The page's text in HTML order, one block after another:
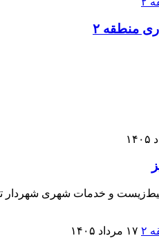
و خدمات شهری شهردار
۱۷ مرداد ۱۴۰۵